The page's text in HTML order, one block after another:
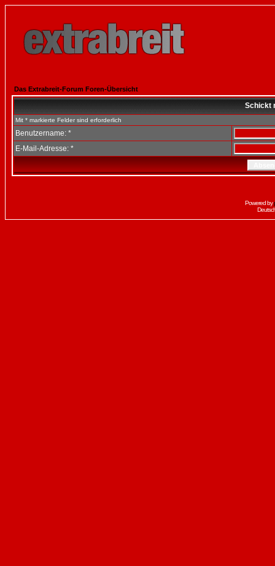
Das Extrabreit-Forum Foren-Übersicht
Schickt
Mit * markierte Felder sind erforderlich
Benutzername: *
E-Mail-Adresse: *
Powered by